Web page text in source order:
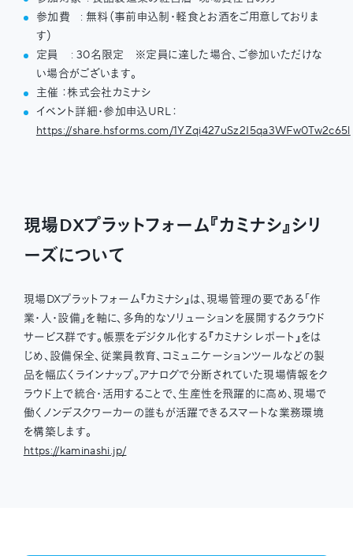
参加費 : 無料（事前申込制・軽食とお酒をご用意しておりま
す）
定員 : 30名限定 ※定員に達した場合、ご参加いただけな
い場合がございます。
主催 ：株式会社カミナシ
イベント詳細・参加申込URL：
https://share.hsforms.com/1YZqi427uSz2I5qa3WFw0Tw2c65l
現場DXプラットフォーム『カミナシ』シリ
ーズについて
現場DXプラットフォーム『カミナシ』は、現場管理の要である「作
業・人・設備」を軸に、多角的なソリューションを展開するクラウド
サービス群です。帳票をデジタル化する『カミナシ レポート』をは
じめ、設備保全、従業員教育、コミュニケーションツールなどの製
品を幅広くラインナップ。アナログで分断されていた現場情報をク
ラウド上で統合・活用することで、生産性を飛躍的に高め、現場で
働くノンデスクワーカーの誰もが活躍できるスマートな業務環境
を構築します。
https://kaminashi.jp/